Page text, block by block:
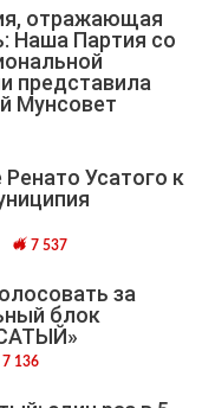
отражающая
Наша Партия со
представила
Мунсовет
Усатого к
7 537
за
блок
7 136